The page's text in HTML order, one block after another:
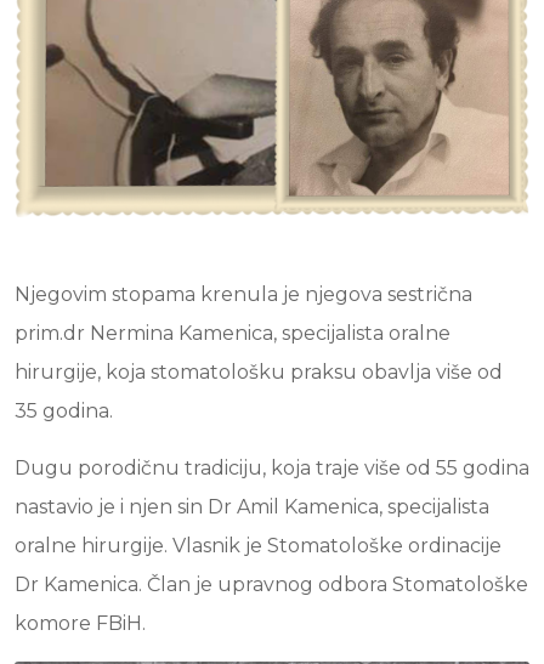
Njegovim stopama krenula je njegova sestrična
prim.dr Nermina Kamenica, specijalista oralne
hirurgije, koja stomatološku praksu obavlja više od
35 godina.
Dugu porodičnu tradiciju, koja traje više od 55 godina
nastavio je i njen sin Dr Amil Kamenica, specijalista
oralne hirurgije. Vlasnik je Stomatološke ordinacije
Dr Kamenica. Član je upravnog odbora Stomatološke
komore FBiH.